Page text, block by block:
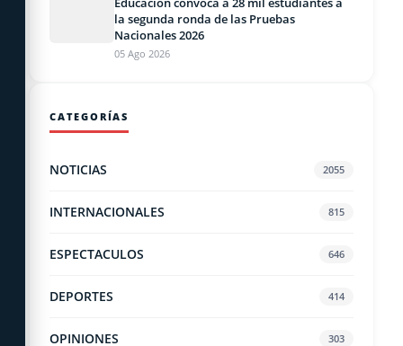
la segunda ronda de las Pruebas
Nacionales 2026
05 Ago 2026
CATEGORÍAS
NOTICIAS 2055
INTERNACIONALES 815
ESPECTACULOS 646
DEPORTES 414
OPINIONES 303